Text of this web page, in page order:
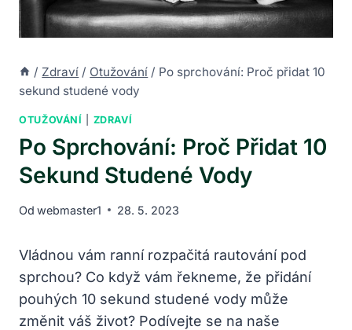
/ Zdraví / Otužování / Po sprchování: Proč přidat 10
sekund studené vody
OTUŽOVÁNÍ ZDRAVÍ
Po Sprchování: Proč Přidat 10
Sekund Studené Vody
Od webmaster1 28. 5. 2023
Vládnou vám ranní rozpačitá rautování pod
sprchou? Co když vám řekneme, že přidání
pouhých 10 sekund studené vody může
změnit váš život? Podívejte se na naše